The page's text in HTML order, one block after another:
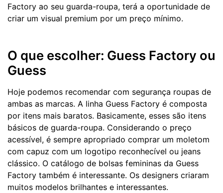
Factory ao seu guarda-roupa, terá a oportunidade de
criar um visual premium por um preço mínimo.
O que escolher: Guess Factory ou
Guess
Hoje podemos recomendar com segurança roupas de
ambas as marcas. A linha Guess Factory é composta
por itens mais baratos. Basicamente, esses são itens
básicos de guarda-roupa. Considerando o preço
acessível, é sempre apropriado comprar um moletom
com capuz com um logotipo reconhecível ou jeans
clássico. O catálogo de bolsas femininas da Guess
Factory também é interessante. Os designers criaram
muitos modelos brilhantes e interessantes.